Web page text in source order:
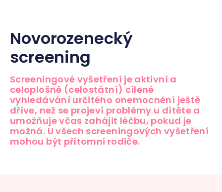
Novorozenecký
screening
Screeningové vyšetření je aktivní a
celoplošné (celostátní) cílené
vyhledávání určitého onemocnění ještě
dříve, než se projeví problémy u dítěte a
umožňuje včas zahájit léčbu, pokud je
možná. U všech screeningových vyšetření
mohou být přítomni rodiče.